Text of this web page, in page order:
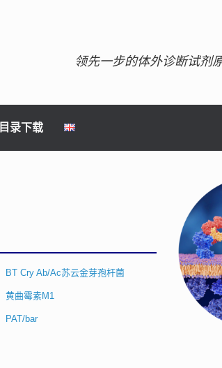
领先一步的体外诊断试剂
目录下载
BT Cry Ab/Ac苏云金芽孢杆菌
黄曲霉素M1
PAT/bar